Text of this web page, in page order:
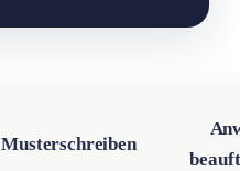
Musterschreiben